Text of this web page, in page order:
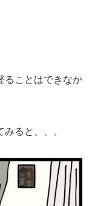
ることはできなか
ると、、、